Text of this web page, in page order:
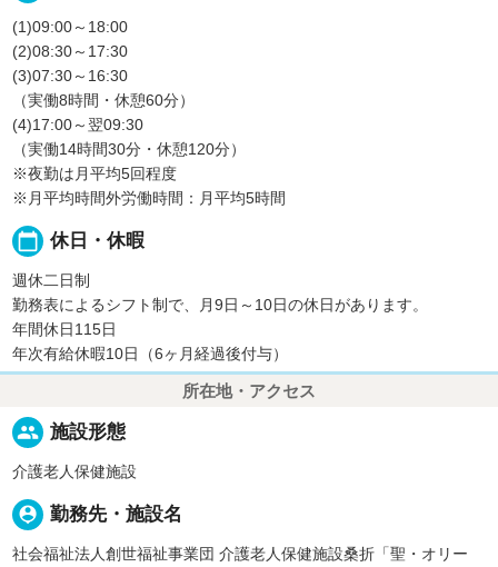
(1)09:00～18:00
(2)08:30～17:30
(3)07:30～16:30
（実働8時間・休憩60分）
(4)17:00～翌09:30
（実働14時間30分・休憩120分）
※夜勤は月平均5回程度
※月平均時間外労働時間：月平均5時間
calendar_today 休日・休暇
週休二日制
勤務表によるシフト制で、月9日～10日の休日があります。
年間休日115日
年次有給休暇10日（6ヶ月経過後付与）
所在地・アクセス
people 施設形態
介護老人保健施設
person_pin 勤務先・施設名
社会福祉法人創世福祉事業団 介護老人保健施設桑折「聖・オリー